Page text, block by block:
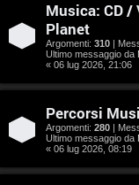
t
s
e
Musica: CD /
Planet
Argomenti: 310 |
Ultimo messaggio da
« 06 lug 2026, 21:06
Percorsi
Argomenti: 280 |
Ultimo messaggio da
« 06 lug 2026, 08:19